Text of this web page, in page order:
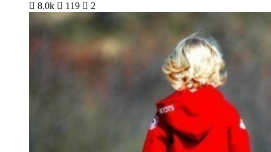
 8.0k  119  2